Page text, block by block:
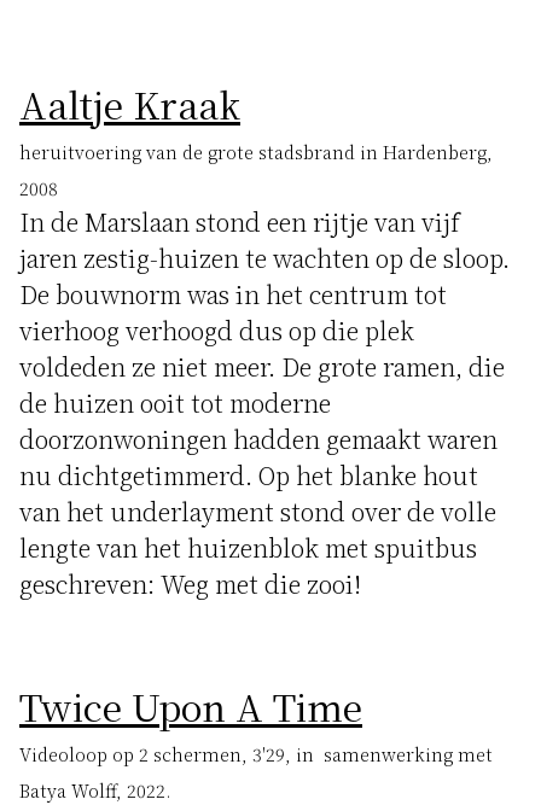
Aaltje Kraak
heruitvoering van de grote stadsbrand in Hardenberg,
2008
In de Marslaan stond een rijtje van vijf
jaren zestig-huizen te wachten op de sloop.
De bouwnorm was in het centrum tot
vierhoog verhoogd dus op die plek
voldeden ze niet meer. De grote ramen, die
de huizen ooit tot moderne
doorzonwoningen hadden gemaakt waren
nu dichtgetimmerd. Op het blanke hout
van het underlayment stond over de volle
lengte van het huizenblok met spuitbus
geschreven: Weg met die zooi!
Twice Upon A Time
Videoloop op 2 schermen, 3'29, in samenwerking met
Batya Wolff, 2022.